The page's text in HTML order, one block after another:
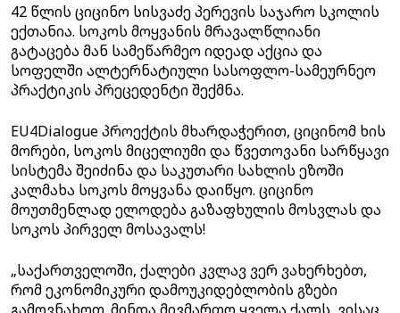
42 წლის ციცინო სისვაძე პერევის საჯარო სკოლის
ექთანია. სოკოს მოყვანის მრავალწლიანი
გატაცება მან სამეწარმეო იდეად აქცია და
სოფელში ალტერნატიული სასოფლო-სამეურნეო
პრაქტიკის პრეცედენტი შექმნა.
EU4Dialogue პროექტის მხარდაჭერით, ციცინომ ხის
მორები, სოკოს მიცელიუმი და წვეთოვანი სარწყავი
სისტემა შეიძინა და საკუთარი სახლის ეზოში
კალმახა სოკოს მოყვანა დაიწყო. ციცინო
მოუთმენლად ელოდება გაზაფხულის მოსვლას და
სოკოს პირველ მოსავალს!
„საქართველოში, ქალები კვლავ ვერ ვახერხებთ,
რომ ეკონომიკური დამოუკიდებლობის გზები